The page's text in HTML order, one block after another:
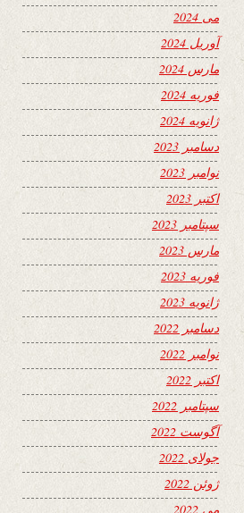
می 2024
آوریل 2024
مارس 2024
فوریه 2024
ژانویه 2024
دسامبر 2023
نوامبر 2023
اکتبر 2023
سپتامبر 2023
مارس 2023
فوریه 2023
ژانویه 2023
دسامبر 2022
نوامبر 2022
اکتبر 2022
سپتامبر 2022
آگوست 2022
جولای 2022
ژوئن 2022
می 2022